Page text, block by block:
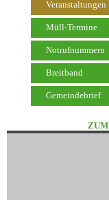
Veranstaltungen
Müll-Termine
Notrufnummern
Breitband
Gemeindebrief